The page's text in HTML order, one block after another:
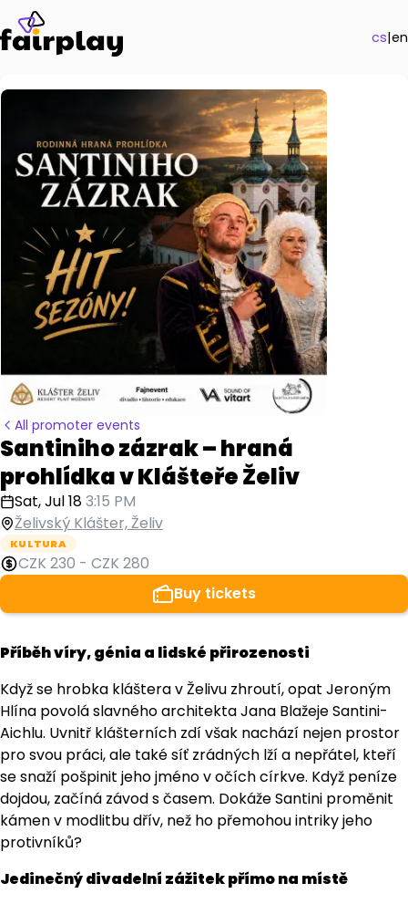
cs|en
All promoter events
Santiniho zázrak – hraná
prohlídka v Klášteře Želiv
Sat, Jul 183:15 PM
Želivský Klášter, Želiv
KULTURA
CZK 230 - CZK 280
Buy tickets
Příběh víry, génia a lidské přirozenosti
Když se hrobka kláštera v Želivu zhroutí, opat Jeroným
Hlína povolá slavného architekta Jana Blažeje Santini-
Aichlu. Uvnitř klášterních zdí však nachází nejen prostor
pro svou práci, ale také síť zrádných lží a nepřátel, kteří
se snaží pošpinit jeho jméno v očích církve. Když peníze
dojdou, začíná závod s časem. Dokáže Santini proměnit
kámen v modlitbu dřív, než ho přemohou intriky jeho
protivníků?
Jedinečný divadelní zážitek přímo na místě